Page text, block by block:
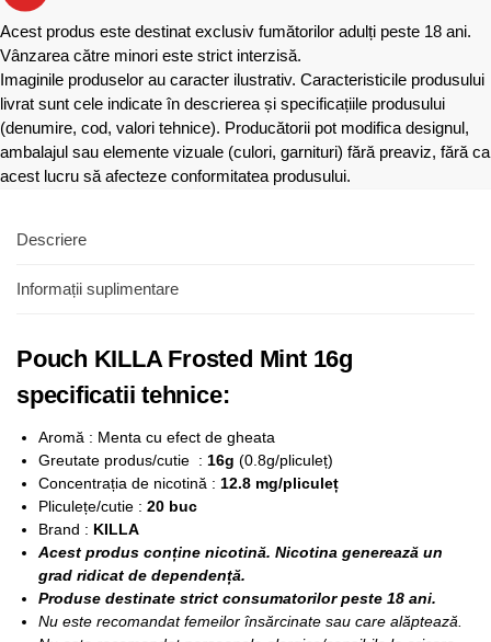
Acest produs este destinat exclusiv fumătorilor adulți peste 18 ani.
Vânzarea către minori este strict interzisă.
Imaginile produselor au caracter ilustrativ. Caracteristicile produsului
livrat sunt cele indicate în descrierea și specificațiile produsului
(denumire, cod, valori tehnice). Producătorii pot modifica designul,
ambalajul sau elemente vizuale (culori, garnituri) fără preaviz, fără ca
acest lucru să afecteze conformitatea produsului.
Descriere
Informații suplimentare
Pouch KILLA Frosted Mint 16g
specificatii tehnice:
Aromă : Menta cu efect de gheata
Greutate produs/cutie : 16g (0.8g/pliculeț)
Concentrația de nicotină : 12.8 mg/pliculeț
Pliculețe/cutie : 20 buc
Brand : KILLA
Acest produs conține nicotină. Nicotina generează un
grad ridicat de dependență.
Produse destinate strict consumatorilor peste 18 ani.
Nu este recomandat femeilor însărcinate sau care alăptează.